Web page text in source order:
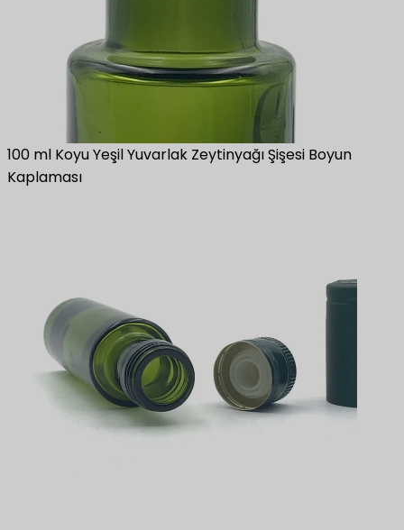
100 ml Koyu Yeşil Yuvarlak Zeytinyağı Şişesi Boyun
Kaplaması